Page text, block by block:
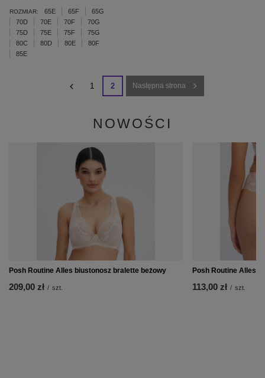
ROZMIAR: 65E 65F
65G
70D
70E 70F
70G
75D
75E 75F
75G
80C
80D 80E
80F
85E
1 2 Następna strona
NOWOŚCI
Posh Routine Alles biustonosz bralette beżowy
209,00 zł / szt.
Posh Routine Alles
113,00 zł / szt.